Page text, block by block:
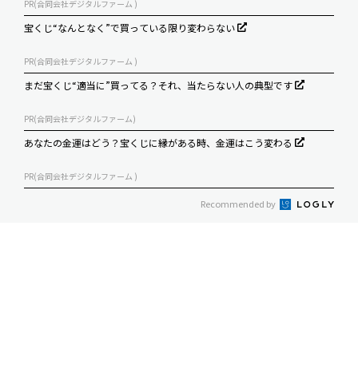
PR(合同会社デジタルファーム )
宝くじ“なんとなく”で買っている限り変わらない
PR(合同会社デジタルファーム )
まだ宝くじ“適当に”買ってる？それ、当たらない人の典型です
PR(合同会社デジタルファーム)
あなたの金運はどう？宝くじに縁がある時、金運はこう変わる
PR(合同会社デジタルファーム )
Recommended by